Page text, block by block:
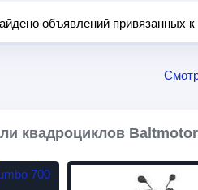
объявлений привязанных
квадроциклов